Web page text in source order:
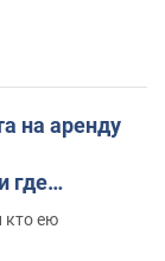
на аренду
где
кто ею